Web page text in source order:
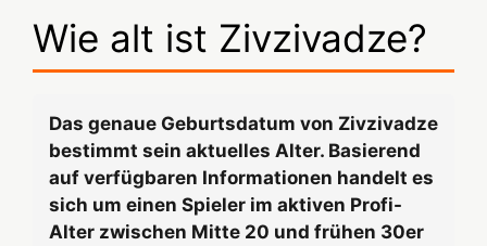
Wie alt ist Zivzivadze?
Das genaue Geburtsdatum von Zivzivadze
bestimmt sein aktuelles Alter. Basierend
auf verfügbaren Informationen handelt es
sich um einen Spieler im aktiven Profi-
Alter zwischen Mitte 20 und frühen 30er